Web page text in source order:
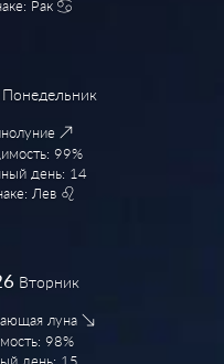
Рак
Понедельник
99%
день: 14
Лев
Вторник
луна
98%